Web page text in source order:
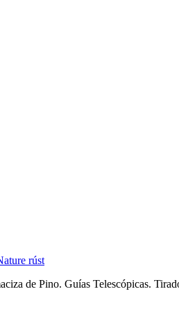
rúst
de Pino. Guías Telescópicas.